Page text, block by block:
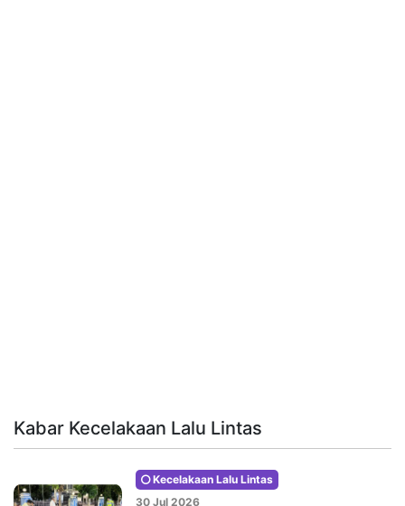
Kabar Kecelakaan Lalu Lintas
Kecelakaan Lalu Lintas
30 Jul 2026